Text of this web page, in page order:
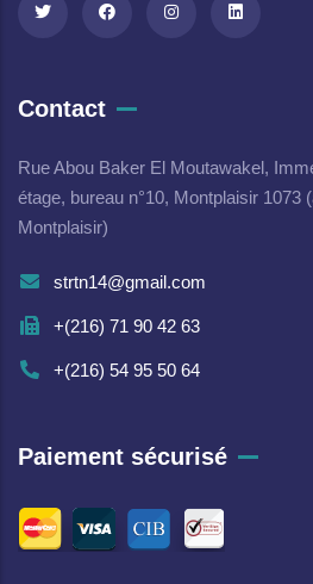
Contact
Rue Abou Baker El Moutawakel,
étage, bureau n°10, Montplaisir 1073
Montplaisir)
strtn14@gmail.com
+(216) 71 90 42 63
+(216) 54 95 50 64
Paiement sécurisé